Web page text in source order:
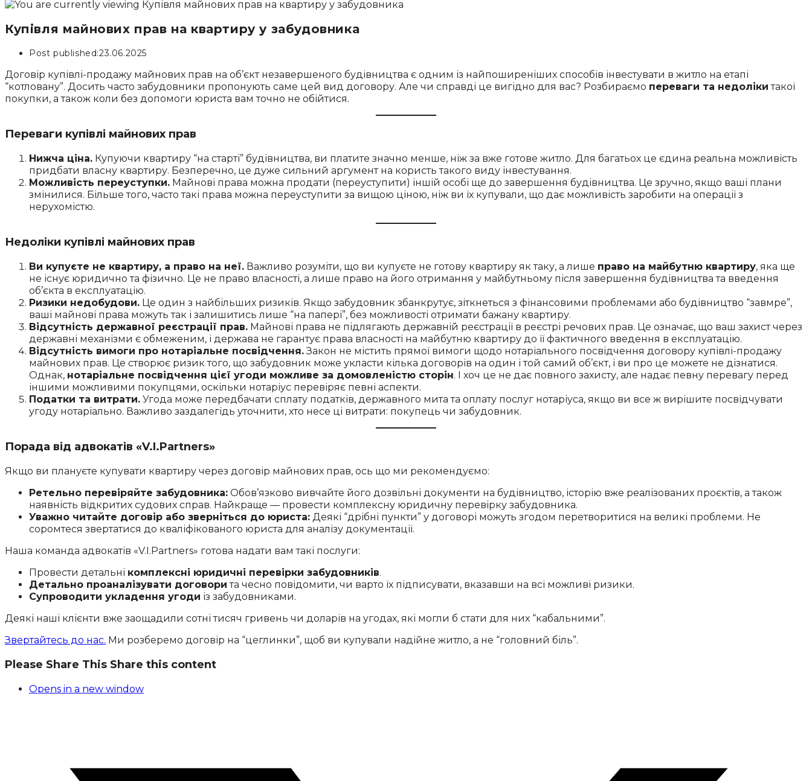
Купівля майнових прав на квартиру у забудовника
Post published:23.06.2025
Договір купівлі-продажу майнових прав на об’єкт незавершеного будівництва є одним із найпоширеніших способів інвестувати в житло на етапі
“котловану”. Досить часто забудовники пропонують саме цей вид договору. Але чи справді це вигідно для вас? Розбираємо переваги та недоліки такої
покупки, а також коли без допомоги юриста вам точно не обійтися.
Переваги купівлі майнових прав
Нижча ціна. Купуючи квартиру “на старті” будівництва, ви платите значно менше, ніж за вже готове житло. Для багатьох це єдина реальна можливість
придбати власну квартиру. Безперечно, це дуже сильний аргумент на користь такого виду інвестування.
Можливість переуступки. Майнові права можна продати (переуступити) іншій особі ще до завершення будівництва. Це зручно, якщо ваші плани
змінилися. Більше того, часто такі права можна переуступити за вищою ціною, ніж ви їх купували, що дає можливість заробити на операції з
нерухомістю.
Недоліки купівлі майнових прав
Ви купуєте не квартиру, а право на неї. Важливо розуміти, що ви купуєте не готову квартиру як таку, а лише право на майбутню квартиру, яка ще
не існує юридично та фізично. Це не право власності, а лише право на його отримання у майбутньому після завершення будівництва та введення
об’єкта в експлуатацію.
Ризики недобудови. Це один з найбільших ризиків. Якщо забудовник збанкрутує, зіткнеться з фінансовими проблемами або будівництво “завмре”,
ваші майнові права можуть так і залишитись лише “на папері”, без можливості отримати бажану квартиру.
Відсутність державної реєстрації прав. Майнові права не підлягають державній реєстрації в реєстрі речових прав. Це означає, що ваш захист через
державні механізми є обмеженим, і держава не гарантує права власності на майбутню квартиру до її фактичного введення в експлуатацію.
Відсутність вимоги про нотаріальне посвідчення.Закон не містить прямої вимоги щодо нотаріального посвідчення договору купівлі-продажу
майнових прав. Це створює ризик того, що забудовник може укласти кілька договорів на один і той самий об’єкт, і ви про це можете не дізнатися.
Однак, нотаріальне посвідчення цієї угоди можливе за домовленістю сторін. І хоч це не дає повного захисту, але надає певну перевагу перед
іншими можливими покупцями, оскільки нотаріус перевіряє певні аспекти.
Податки та витрати. Угода може передбачати сплату податків, державного мита та оплату послуг нотаріуса, якщо ви все ж вирішите посвідчувати
угоду нотаріально. Важливо заздалегідь уточнити, хто несе ці витрати: покупець чи забудовник.
Порада від адвокатів «V.I.Partners»
Якщо ви плануєте купувати квартиру через договір майнових прав, ось що ми рекомендуємо:
Ретельно перевіряйте забудовника: Обов’язково вивчайте його дозвільні документи на будівництво, історію вже реалізованих проєктів, а також
наявність відкритих судових справ. Найкраще — провести комплексну юридичну перевірку забудовника.
Уважно читайте договір або зверніться до юриста: Деякі “дрібні пункти” у договорі можуть згодом перетворитися на великі проблеми. Не
соромтеся звертатися до кваліфікованого юриста для аналізу документації.
Наша команда адвокатів «V.I.Partners» готова надати вам такі послуги:
Провести детальні комплексні юридичні перевірки забудовників.
Детально проаналізувати договори та чесно повідомити, чи варто їх підписувати, вказавши на всі можливі ризики.
Супроводити укладення угоди із забудовниками.
Деякі наші клієнти вже заощадили сотні тисяч гривень чи доларів на угодах, які могли б стати для них “кабальними”.
Звертайтесь до нас. Ми розберемо договір на “цеглинки”, щоб ви купували надійне житло, а не “головний біль”.
Please Share This Share this content
Opens in a new window